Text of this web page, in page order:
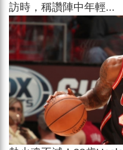
訪時，稱讚陣中年輕...